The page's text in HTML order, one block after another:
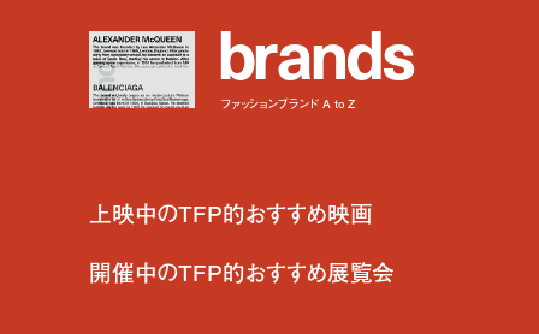
brands
ファッションブランド A to Z
上映中のTFP的おすすめ映画
開催中のTFP的おすすめ展覧会